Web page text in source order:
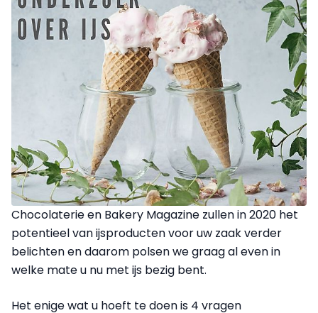
Chocolaterie en Bakery Magazine zullen in 2020 het
potentieel van ijsproducten voor uw zaak verder
belichten en daarom polsen we graag al even in
welke mate u nu met ijs bezig bent.
Het enige wat u hoeft te doen is 4 vragen